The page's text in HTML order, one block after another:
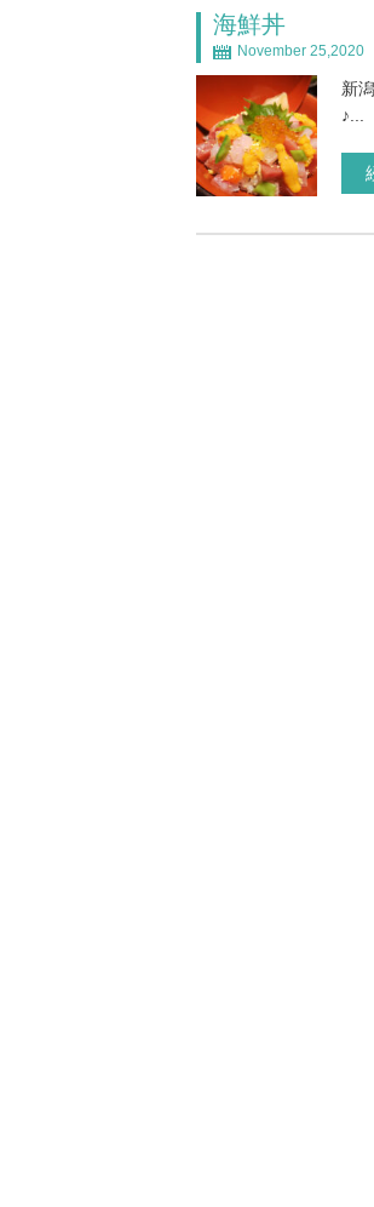
海鮮丼
November 25,2020
新
♪...